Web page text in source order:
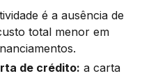
é a ausência de
total menor em
de crédito: a carta